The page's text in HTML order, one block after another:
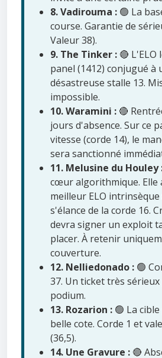
8. Vadirouma : 🟢 La
course. Garantie de
Valeur 38).
9. The Tinker : 🔴 L'ELO
panel (1412) conjugué à
désastreuse stalle 13.
impossible.
10. Waramini : 🔴
jours d'absence. Sur ce
vitesse (corde 14), le
sera sanctionné
11. Melusine du Houley
cœur algorithmique. Elle
meilleur ELO intrinsèque
s'élance de la corde 16.
devra signer un exploit
placer. À retenir
couverture.
12. Nelliedonado : 🟢
37. Un ticket très
podium.
13. Rozarion : 🟢 La
belle cote. Corde 1 et
(36,5).
14. Une Gravure : 🔴